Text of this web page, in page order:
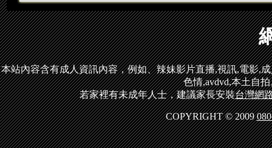
本站內容含有成人資訊內容，例如、辣妹影片直播,視訊,電影,
色情,avdvd,本土自
若家裡有未成年人士，建議家長安裝台灣網
COPYRIGHT © 2009